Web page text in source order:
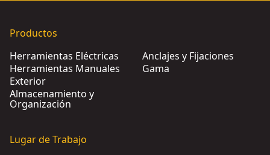
Productos
Herramientas Eléctricas
Herramientas Manuales
Exterior
Almacenamiento y
Organización
Anclajes y Fijaciones
Gama
Lugar de Trabajo